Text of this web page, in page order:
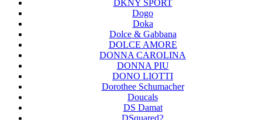
DKNY SPORT
Dogo
Doka
Dolce & Gabbana
DOLCE AMORE
DONNA CAROLINA
DONNA PIU
DONO LIOTTI
Dorothee Schumacher
Doucals
DS Damat
DSquared2